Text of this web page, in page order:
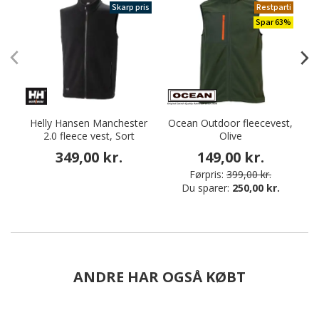
Skarp pris
Helly Hansen Manchester
2.0 fleece vest, Sort
349,00 kr.
Restparti
Spar 63%
Ocean Outdoor fleecevest,
Olive
149,00 kr.
Førpris: 399,00 kr.
Du sparer: 250,00 kr.
ANDRE HAR OGSÅ KØBT